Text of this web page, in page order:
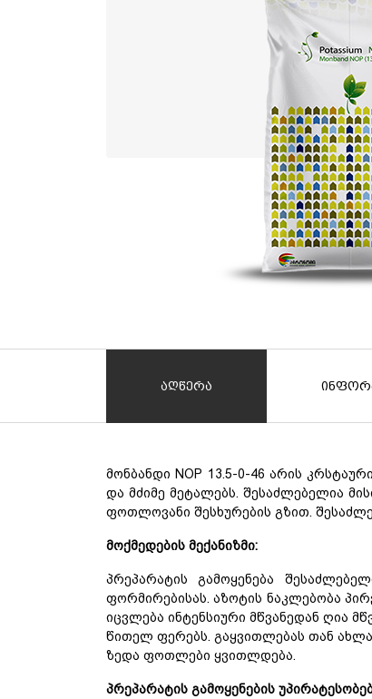
აღწერა
მონბანდი NOP 13.5-0-46 არის კრსტაური
და მძიმე მეტალებს. შესაძლებელია
ფოთლოვანი შესხურების გზით.
მოქმედების მექანიზმი:
პრეპარატის გამოყენება
ფორმირებისას. აზოტის ნაკლებობა
იცვლება ინტენსიური მწვანედან ღია
წითელ ფერებს. გაყვითლებას თან
ზედა ფოთლები ყვითლდება.
პრეპარატის გამოყენების